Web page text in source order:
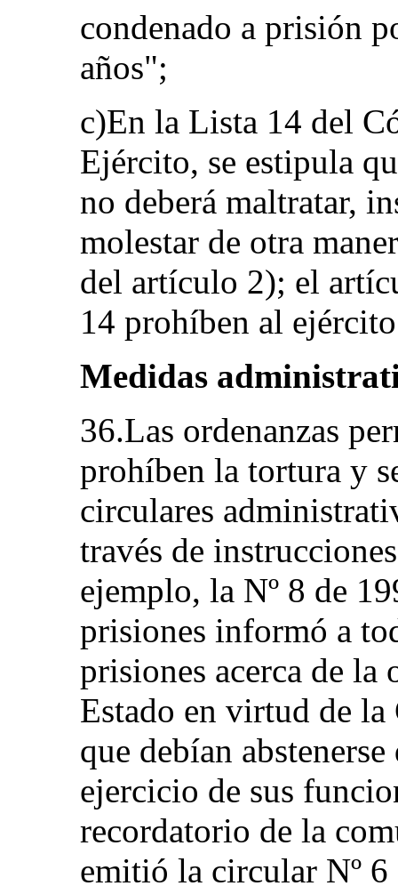
condenado a prisión
años";
c)En la Lista 14 del
Ejército, se estipula
no deberá maltratar,
molestar de otra
del artículo 2); el
14 prohíben al
Medidas
36.Las ordenanzas
prohíben la tortura y
circulares
través de
ejemplo, la Nº 8 de
prisiones informó a
prisiones acerca de
Estado en virtud de
que debían
ejercicio de sus
recordatorio de la
emitió la circular Nº